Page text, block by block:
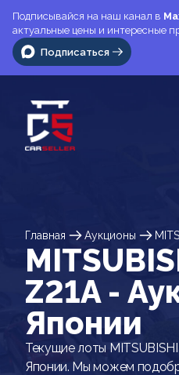
Подписывайся на наш канал в
актуальные цены и интересные
Подписаться
Главная Аукционы
Z21A -
Японии
Текущие лоты
Японии. Мы можем